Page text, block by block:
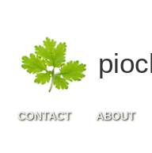
CONTACT ABOUT